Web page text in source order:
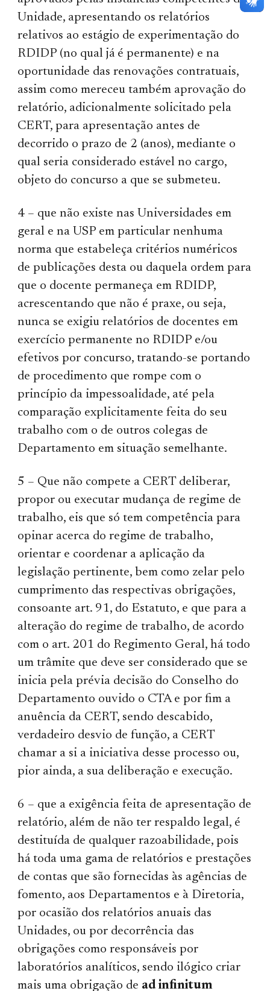
Unidade, apresentando os relatórios
relativos ao estágio de experimentação do
RDIDP (no qual já é permanente) e na
oportunidade das renovações contratuais,
assim como mereceu também aprovação do
relatório, adicionalmente solicitado pela
CERT, para apresentação antes de
decorrido o prazo de 2 (anos), mediante o
qual seria considerado estável no cargo,
objeto do concurso a que se submeteu.
4 – que não existe nas Universidades em
geral e na USP em particular nenhuma
norma que estabeleça critérios numéricos
de publicações desta ou daquela ordem para
que o docente permaneça em RDIDP,
acrescentando que não é praxe, ou seja,
nunca se exigiu relatórios de docentes em
exercício permanente no RDIDP e/ou
efetivos por concurso, tratando-se portando
de procedimento que rompe com o
princípio da impessoalidade, até pela
comparação explicitamente feita do seu
trabalho com o de outros colegas de
Departamento em situação semelhante.
5 – Que não compete a CERT deliberar,
propor ou executar mudança de regime de
trabalho, eis que só tem competência para
opinar acerca do regime de trabalho,
orientar e coordenar a aplicação da
legislação pertinente, bem como zelar pelo
cumprimento das respectivas obrigações,
consoante art. 91, do Estatuto, e que para a
alteração do regime de trabalho, de acordo
com o art. 201 do Regimento Geral, há todo
um trâmite que deve ser considerado que se
inicia pela prévia decisão do Conselho do
Departamento ouvido o CTA e por fim a
anuência da CERT, sendo descabido,
verdadeiro desvio de função, a CERT
chamar a si a iniciativa desse processo ou,
pior ainda, a sua deliberação e execução.
6 – que a exigência feita de apresentação de
relatório, além de não ter respaldo legal, é
destituída de qualquer razoabilidade, pois
há toda uma gama de relatórios e prestações
de contas que são fornecidas às agências de
fomento, aos Departamentos e à Diretoria,
por ocasião dos relatórios anuais das
Unidades, ou por decorrência das
obrigações como responsáveis por
laboratórios analíticos, sendo ilógico criar
mais uma obrigação de ad infinitum